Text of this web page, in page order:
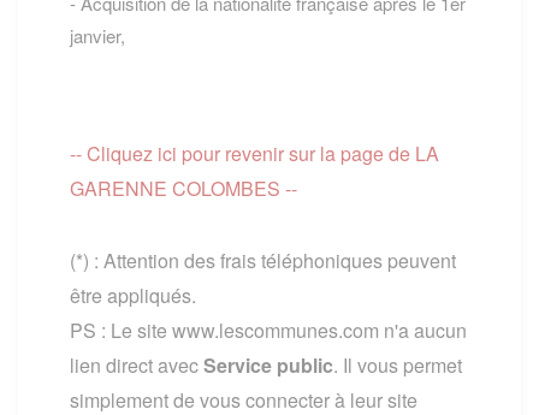
janvier,
-- Cliquez ici pour revenir sur la page de LA
GARENNE COLOMBES --
(*) : Attention des frais téléphoniques peuvent
être appliqués.
PS : Le site www.lescommunes.com n'a aucun
lien direct avecService public. Il vous permet
simplement de vous connecter à leur site